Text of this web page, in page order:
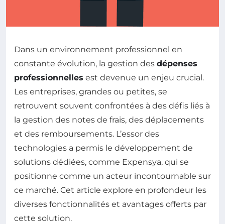
Dans un environnement professionnel en
constante évolution, la gestion des dépenses
professionnelles est devenue un enjeu crucial.
Les entreprises, grandes ou petites, se
retrouvent souvent confrontées à des défis liés à
la gestion des notes de frais, des déplacements
et des remboursements. L’essor des
technologies a permis le développement de
solutions dédiées, comme Expensya, qui se
positionne comme un acteur incontournable sur
ce marché. Cet article explore en profondeur les
diverses fonctionnalités et avantages offerts par
cette solution.